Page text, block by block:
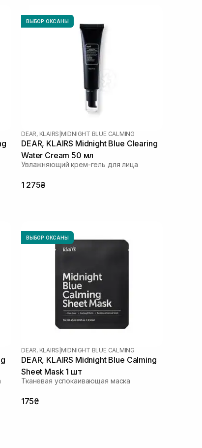
ВЫБОР ОКСАНЫ
DEAR, KLAIRS MIDNIGHT BLUE CALMING
DEAR, KLAIRS Midnight Blue Clearing
Water Cream 50 мл
Увлажняющий крем-гель для лица
1 275₴
ВЫБОР ОКСАНЫ
DEAR, KLAIRS MIDNIGHT BLUE CALMING
DEAR, KLAIRS Midnight Blue Calming
Sheet Mask 1 шт
Тканевая успокаивающая маска
175₴